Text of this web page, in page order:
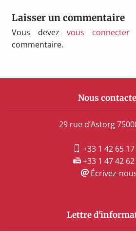
l’article
Laisser un commentaire
Vous devezvous connecter
commentaire.
Nous
29 rue d’Astorg
+33 1 42 65 17
+33 1 47 42
Écrivez-
Lettre